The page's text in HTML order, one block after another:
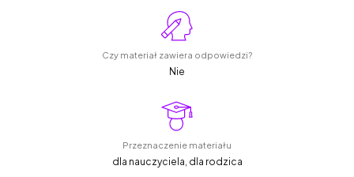
Czy materiał zawiera odpowiedzi?
Nie
Przeznaczenie materiału
dla nauczyciela, dla rodzica